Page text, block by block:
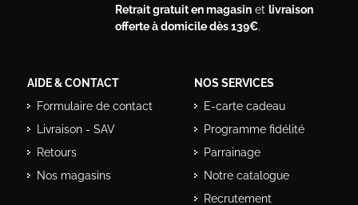
Retrait gratuit en magasinet livraison
offerte à domicile dès 139€.
AIDE & CONTACT
Formulaire de contact
Livraison - SAV
Retours
Nos magasins
NOS SERVICES
E-carte cadeau
Programme fidélité
Parrainage
Notre catalogue
Recrutement